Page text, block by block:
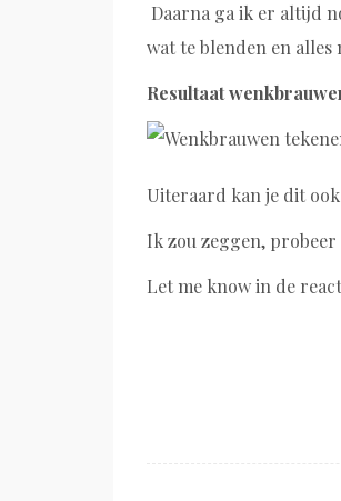
Daarna ga ik er altijd
wat te blenden en
Resultaat
Uiteraard kan je dit
Ik zou zeggen,
Let me know in de